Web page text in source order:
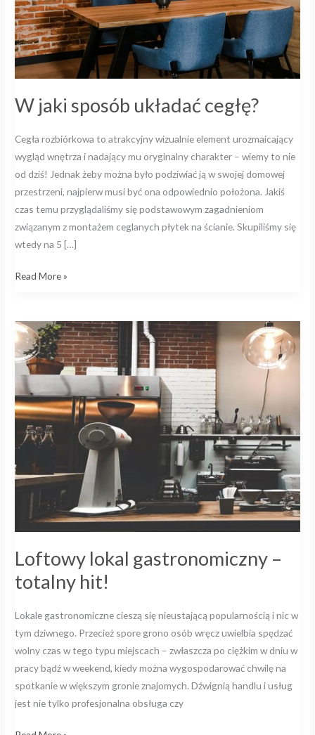
W jaki sposób układać cegłę?
Cegła rozbiórkowa to atrakcyjny wizualnie element urozmaicający
wygląd wnętrza i nadający mu oryginalny charakter – wiemy to nie
od dziś! Jednak żeby można było podziwiać ją w swojej domowej
przestrzeni, najpierw musi być ona odpowiednio położona. Jakiś
czas temu przyglądaliśmy się podstawowym zagadnieniom
związanym z montażem ceglanych płytek na ścianie. Skupiliśmy się
wtedy na 5 […]
Read More »
Loftowy lokal gastronomiczny –
totalny hit!
Lokale gastronomiczne cieszą się nieustającą popularnością i nic w
tym dziwnego. Przecież spore grono osób wręcz uwielbia spędzać
wolny czas w tego typu miejscach – zwłaszcza po ciężkim w dniu w
pracy bądź w weekend, kiedy można wygospodarować chwilę na
spotkanie w większym gronie znajomych. Dźwignią handlu i usług
jest nie tylko profesjonalna obsługa czy
Loftowy
lokal
gastronomiczny
totalny
hit!